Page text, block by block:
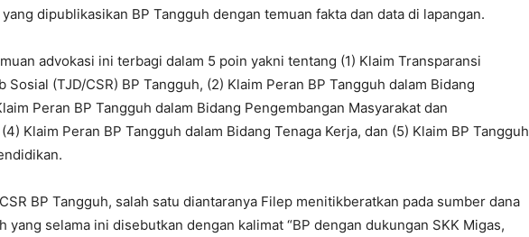
dipublikasikan BP Tangguh dengan temuan fakta dan data di lapangan.
advokasi ini terbagi dalam 5 poin yakni tentang (1) Klaim Transparansi
Sosial (TJD/CSR) BP Tangguh, (2) Klaim Peran BP Tangguh dalam Bidang
Peran BP Tangguh dalam Bidang Pengembangan Masyarakat dan
Klaim Peran BP Tangguh dalam Bidang Tenaga Kerja, dan (5) Klaim BP Tangguh
BP Tangguh, salah satu diantaranya Filep menitikberatkan pada sumber dana
yang selama ini disebutkan dengan kalimat “BP dengan dukungan SKK Migas,